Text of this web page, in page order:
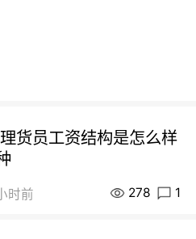
货员工资结构是怎么样
时前 278 1